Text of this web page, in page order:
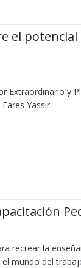
el potencial
Extraordinario y
Yassir
recrear la
mundo del